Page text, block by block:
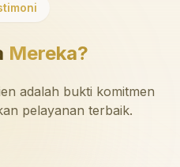
Mereka?
adalah bukti komitmen
pelayanan terbaik.